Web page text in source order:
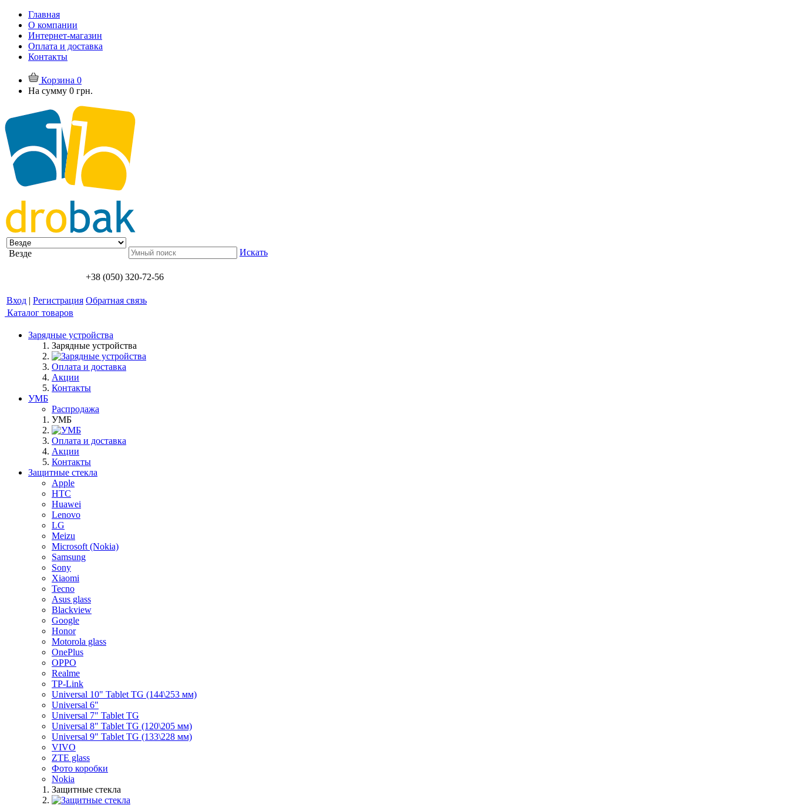
Главная
О компании
Интернет-магазин
Оплата и доставка
Контакты
Корзина 0
На сумму 0 грн.
Везде Искать
+38 (050) 320-72-56
Вход | Регистрация Обратная связь
Каталог товаров
Зарядные устройства
Зарядные устройства
Оплата и доставка
Акции
Контакты
УМБ
Распродажа
УМБ
Оплата и доставка
Акции
Контакты
Защитные стекла
Apple
HTC
Huawei
Lenovo
LG
Meizu
Microsoft (Nokia)
Samsung
Sony
Xiaomi
Tecno
Asus glass
Blackview
Google
Honor
Motorola glass
OnePlus
OPPO
Realme
TP-Link
Universal 10" Tablet TG (144\253 мм)
Universal 6"
Universal 7" Tablet TG
Universal 8" Tablet TG (120\205 мм)
Universal 9" Tablet TG (133\228 мм)
VIVO
ZTE glass
Фото коробки
Nokia
Защитные стекла